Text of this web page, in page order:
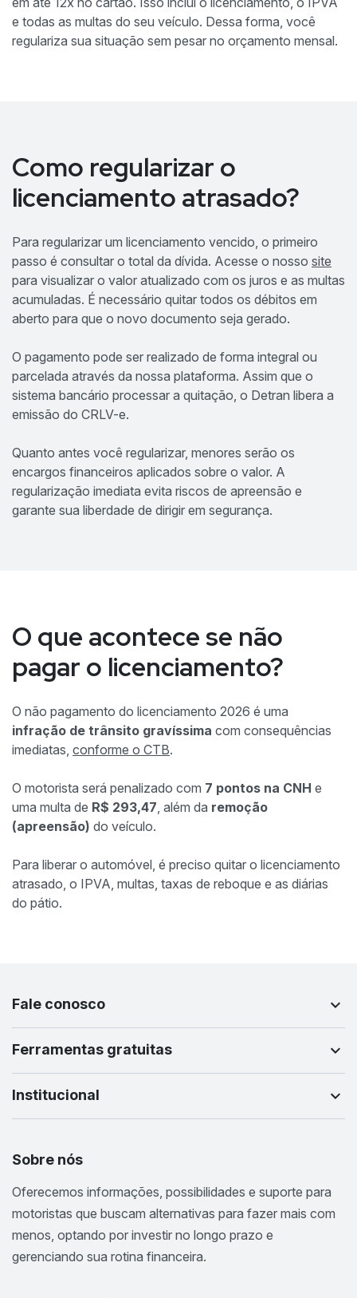
e todas as multas do seu veículo. Dessa forma, você
regulariza sua situação sem pesar no orçamento mensal.
Como regularizar o
licenciamento atrasado?
Para regularizar um licenciamento vencido, o primeiro
passo é consultar o total da dívida. Acesse o nosso site
para visualizar o valor atualizado com os juros e as multas
acumuladas. É necessário quitar todos os débitos em
aberto para que o novo documento seja gerado.
O pagamento pode ser realizado de forma integral ou
parcelada através da nossa plataforma. Assim que o
sistema bancário processar a quitação, o Detran libera a
emissão do CRLV-e.
Quanto antes você regularizar, menores serão os
encargos financeiros aplicados sobre o valor. A
regularização imediata evita riscos de apreensão e
garante sua liberdade de dirigir em segurança.
O que acontece se não
pagar o licenciamento?
O não pagamento do licenciamento 2026 é uma
infração de trânsito gravíssima com consequências
imediatas, conforme o CTB.
O motorista será penalizado com 7 pontos na CNH e
uma multa de R$ 293,47 , além da remoção
(apreensão) do veículo.
Para liberar o automóvel, é preciso quitar o licenciamento
atrasado, o IPVA, multas, taxas de reboque e as diárias
do pátio.
Fale conosco
Ferramentas gratuitas
Institucional
Sobre nós
Oferecemos informações, possibilidades e suporte para
motoristas que buscam alternativas para fazer mais com
menos, optando por investir no longo prazo e
gerenciando sua rotina financeira.